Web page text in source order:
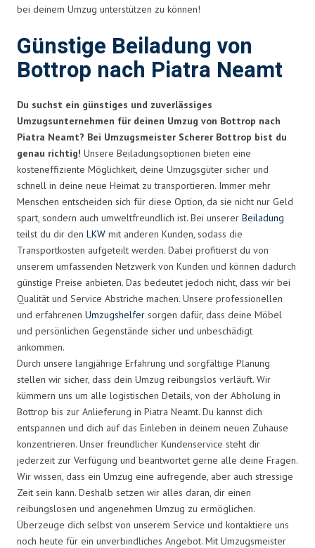
bei deinem Umzug unterstützen zu können!
Günstige Beiladung von
Bottrop nach Piatra Neamt
Du suchst ein günstiges und zuverlässiges
Umzugsunternehmen für deinen Umzug von Bottrop nach
Piatra Neamt? Bei Umzugsmeister Scherer Bottrop bist du
genau richtig! Unsere Beiladungsoptionen bieten eine
kosteneffiziente Möglichkeit, deine Umzugsgüter sicher und
schnell in deine neue Heimat zu transportieren. Immer mehr
Menschen entscheiden sich für diese Option, da sie nicht nur Geld
spart, sondern auch umweltfreundlich ist. Bei unserer Beiladung
teilst du dir den LKW mit anderen Kunden, sodass die
Transportkosten aufgeteilt werden. Dabei profitierst du von
unserem umfassenden Netzwerk von Kunden und können dadurch
günstige Preise anbieten. Das bedeutet jedoch nicht, dass wir bei
Qualität und Service Abstriche machen. Unsere professionellen
und erfahrenen Umzugshelfer sorgen dafür, dass deine Möbel
und persönlichen Gegenstände sicher und unbeschädigt
ankommen.
Durch unsere langjährige Erfahrung und sorgfältige Planung
stellen wir sicher, dass dein Umzug reibungslos verläuft. Wir
kümmern uns um alle logistischen Details, von der Abholung in
Bottrop bis zur Anlieferung in Piatra Neamt. Du kannst dich
entspannen und dich auf das Einleben in deinem neuen Zuhause
konzentrieren. Unser freundlicher Kundenservice steht dir
jederzeit zur Verfügung und beantwortet gerne alle deine Fragen.
Wir wissen, dass ein Umzug eine aufregende, aber auch stressige
Zeit sein kann. Deshalb setzen wir alles daran, dir einen
reibungslosen und angenehmen Umzug zu ermöglichen.
Überzeuge dich selbst von unserem Service und kontaktiere uns
noch heute für ein unverbindliches Angebot. Mit Umzugsmeister